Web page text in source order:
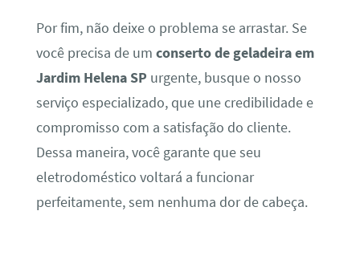
Por fim, não deixe o problema se arrastar. Se
você precisa de um conserto de geladeira em
Jardim Helena SP urgente, busque o nosso
serviço especializado, que une credibilidade e
compromisso com a satisfação do cliente.
Dessa maneira, você garante que seu
eletrodoméstico voltará a funcionar
perfeitamente, sem nenhuma dor de cabeça.